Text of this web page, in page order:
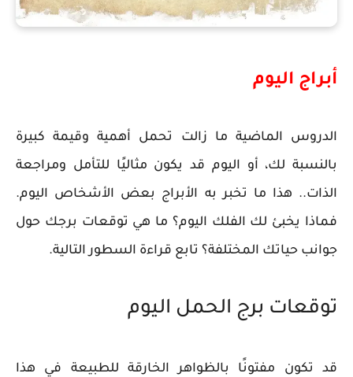
أبراج اليوم
الدروس الماضية ما زالت تحمل أهمية وقيمة كبيرة
بالنسبة لك، أو اليوم قد يكون مثاليًا للتأمل ومراجعة
الذات.. هذا ما تخبر به الأبراج بعض الأشخاص اليوم.
فماذا يخبئ لك الفلك اليوم؟ ما هي توقعات برجك حول
جوانب حياتك المختلفة؟ تابع قراءة السطور التالية.
توقعات برج الحمل اليوم
قد تكون مفتونًا بالظواهر الخارقة للطبيعة في هذا